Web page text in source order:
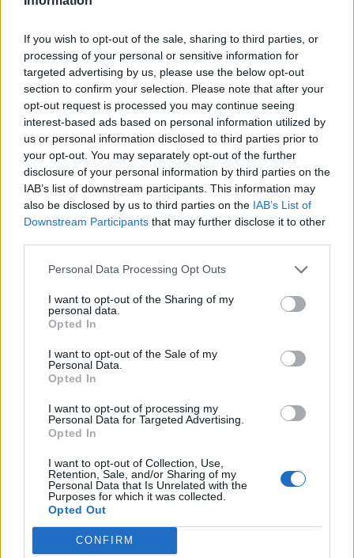
If you wish to opt-out of the sale, sharing to third parties, or
processing of your personal or sensitive information for
targeted advertising by us, please use the below opt-out
section to confirm your selection. Please note that after your
opt-out request is processed you may continue seeing
interest-based ads based on personal information utilized by
us or personal information disclosed to third parties prior to
your opt-out. You may separately opt-out of the further
disclosure of your personal information by third parties on the
IAB’s list of downstream participants. This information may
also be disclosed by us to third parties on the IAB’s List of
Downstream Participants that may further disclose it to other
Personal Data Processing Opt Outs
I want to opt-out of the Sharing of my
personal data.
Opted In
I want to opt-out of the Sale of my
Personal Data.
Opted In
I want to opt-out of processing my
Personal Data for Targeted Advertising.
Opted In
I want to opt-out of Collection, Use,
Retention, Sale, and/or Sharing of my
Personal Data that Is Unrelated with the
Purposes for which it was collected.
Opted Out
CONFIRM